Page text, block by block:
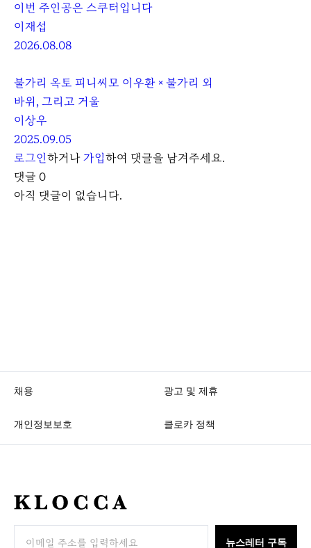
이번 주인공은 스쿠터입니다
이재섭
2026.08.08
불가리 옥토 피니씨모 이우환 × 불가리 외
바위, 그리고 거울
이상우
2025.09.05
로그인하거나가입하여 댓글을 남겨주세요.
댓글 0
아직 댓글이 없습니다.
채용 광고 및 제휴
개인정보보호 클로카 정책
K
뉴스레터 구독